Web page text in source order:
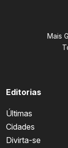
Mais
Editorias
Últimas
Cidades
Divirta-se